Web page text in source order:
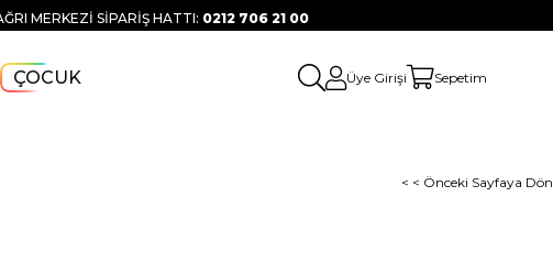
MERKEZİ SİPARİŞ HATTI: 0212 706 21 00
ÇOCUK Üye Girişi Sepetim
< < Önceki Sayfaya Dön